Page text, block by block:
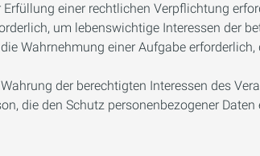
Erfüllung einer rechtlichen Verpflichtung
um lebenswichtige Interessen der
Wahrnehmung einer Aufgabe
der berechtigten Interessen des
die den Schutz personenbezogener